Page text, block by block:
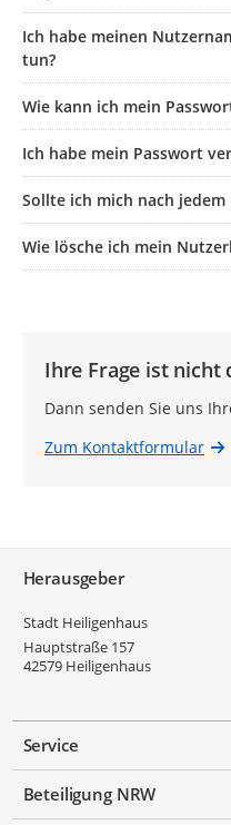
Ich habe meinen
tun?
Wie kann ich mein
Ich habe mein Passwort
Sollte ich mich nach jedem
Wie lösche ich mein
Ihre Frage ist nicht
Dann senden Sie uns
Zum Kontaktformular
Herausgeber
Stadt Heiligenhaus
Hauptstraße 157
42579 Heiligenhaus
Service
Beteiligung NRW